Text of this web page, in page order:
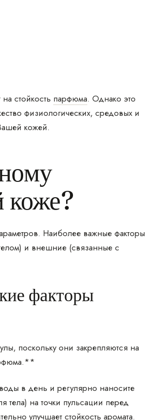
стойкость парфюма. Однако это
физиологических, средовых и
кожей.
коже?
Наиболее важные факторы
и внешние (связанные с
факторы
поскольку они закрепляются на
в день и регулярно наносите
на точки пульсации перед
улучшает стойкость аромата.